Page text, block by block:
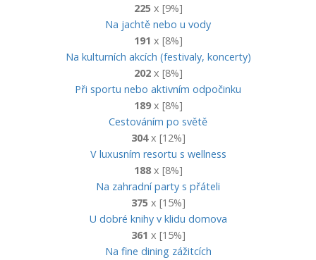
225 x [9%]
Na jachtě nebo u vody
191 x [8%]
Na kulturních akcích (festivaly, koncerty)
202x [8%]
Při sportu nebo aktivním odpočinku
189x [8%]
Cestováním po světě
304x [12%]
V luxusním resortu s wellness
188x [8%]
Na zahradní party s přáteli
375 x [15%]
U dobré knihy v klidu domova
361 x [15%]
Na fine dining zážitcích